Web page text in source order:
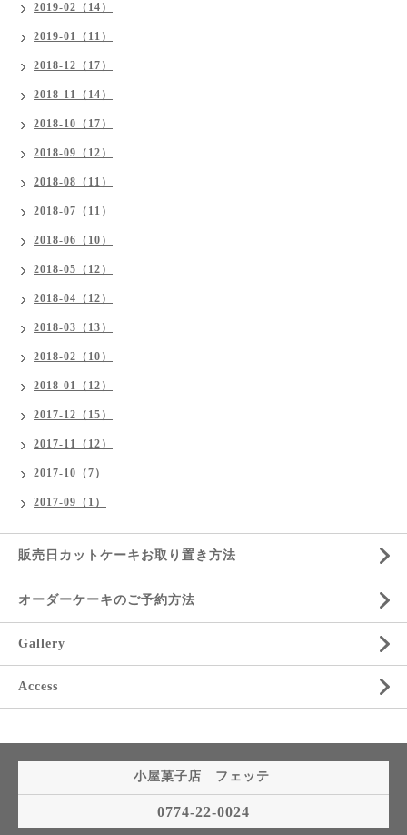
2019-02（14）
2019-01（11）
2018-12（17）
2018-11（14）
2018-10（17）
2018-09（12）
2018-08（11）
2018-07（11）
2018-06（10）
2018-05（12）
2018-04（12）
2018-03（13）
2018-02（10）
2018-01（12）
2017-12（15）
2017-11（12）
2017-10（7）
2017-09（1）
販売日カットケーキお取り置き方法
オーダーケーキのご予約方法
Gallery
Access
小屋菓子店 フェッテ
0774-22-0024